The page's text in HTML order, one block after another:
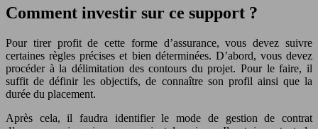
Comment investir sur ce support ?
Pour tirer profit de cette forme d’assurance, vous devez suivre
certaines règles précises et bien déterminées. D’abord, vous devez
procéder à la délimitation des contours du projet. Pour le faire, il
suffit de définir les objectifs, de connaître son profil ainsi que la
durée du placement.
Après cela, il faudra identifier le mode de gestion de contrat